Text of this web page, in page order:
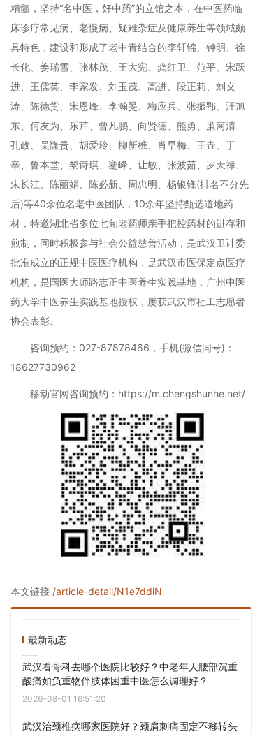
精髓，坚持“名中医，好中药”的立馆之本，在中医药临
床诊疗常见病、老慢病、疑难杂症及健康养生等领域颇
具特色，建设和形成了老中青结合的李轩锦、钟明、徐
长化、姜瑞雪、张林茂、王大宪、龚红卫、范平、宋跃
进、王儒英、李家发、刘玉茂、高进、段正莉、刘义
涛、陈德货、宋恩峰、李瀚旻、梅应兵、张振鄂、汪旭
东、何友为、乐芹、曾凡鹏、向贤德、熊勇、廉河清、
孔政、吴隆贵、胡爱玲、柳新樵、肖早梅、王垚、丁
辛、鲁本堂、黎诗琪、蹇峰、让敏、张波茹、罗天禄、
朱长江、陈丽娟、陈必新、周忠明、杨银锋(排名不分先
后)等40余位名老中医团队，10余年坚持甄选道地药
材，特邀湖北省多位七旬老药师亲手把控药材的进存和
煎制，同时积极参与社会公益慈善活动，是武汉卫计委
批准成立的正规中医医疗机构，是武汉市医保定点医疗
机构，是国医大师路志正中医养生实践基地，广州中医
药大学中医养生实践基地授权，屡获武汉市社工志愿者
协会表彰。
咨询预约：027-87878466，手机(微信同号)：
18627730962
移动官网咨询预约：https://m.chengshunhe.net/
本文链接 /article-detail/N1e7ddlN
最新动态
武汉看骨科去哪个医院比较好？中老年人腰部沉重
酸痛如负重物伴肢体困重中医怎么调理好？
2026-08-01 16:51:20
武汉治颈椎病哪家医院好？颈肩刺痛固定不移转头